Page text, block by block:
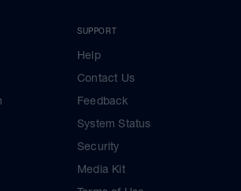
SUPPORT
Help
Contact Us
Feedback
System Status
Security
Media Kit